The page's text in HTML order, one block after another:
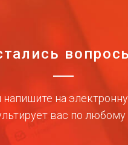
на
вас по любому